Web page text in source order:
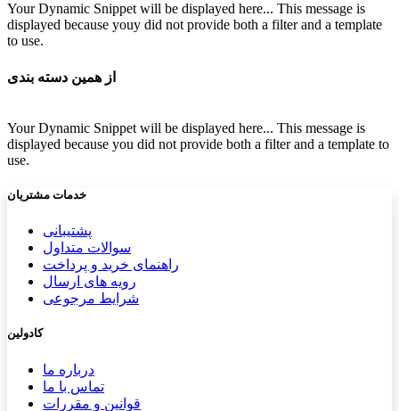
Your Dynamic Snippet will be displayed here... This message is
displayed because youy did not provide both a filter and a template
to use.
از همین دسته بندی
Your Dynamic Snippet will be displayed here... This message is
displayed because you did not provide both a filter and a template to
use.
خدمات مشتریان
پشتیب​​انی
سوالات متداول
راهنمای خرید و پرداخت
رویه های ارسال
شرایط مرجوعی
کادولین
درباره ما
تماس با ما
قوانین و مقررات